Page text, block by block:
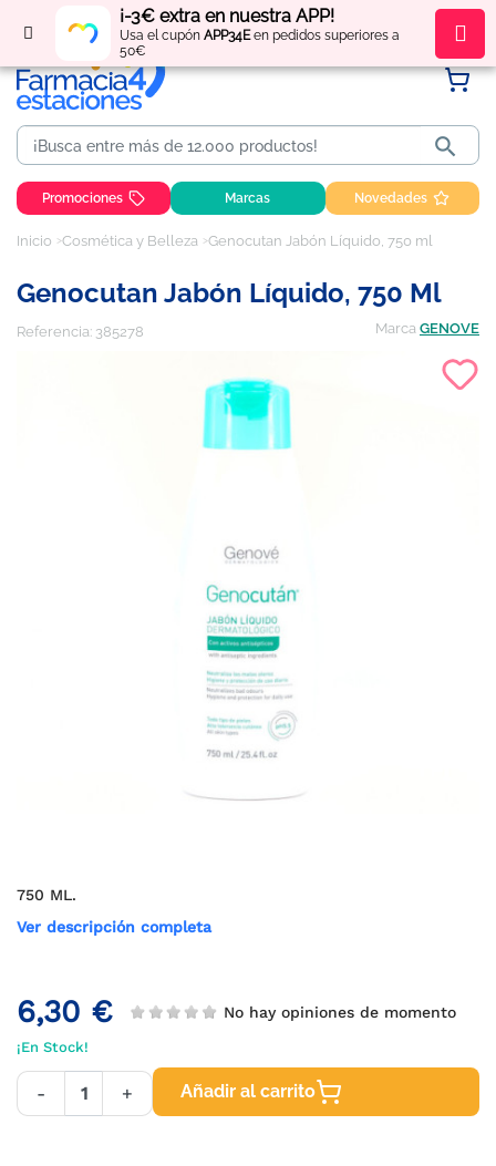
¡-3€ extra en nuestra APP!
Usa el cupón APP34Een pedidos superiores a
50€
Regístratey obténpuntos por tus compras

Promociones Marcas Novedades
Inicio Cosmética y Belleza Genocutan Jabón Líquido, 750 ml
Genocutan Jabón Líquido, 750 Ml
Referencia: 385278 Marca GENOVE
750 ML.
Ver descripción completa
6,30 € No hay opiniones de momento
¡En Stock!
- + Añadir al carrito